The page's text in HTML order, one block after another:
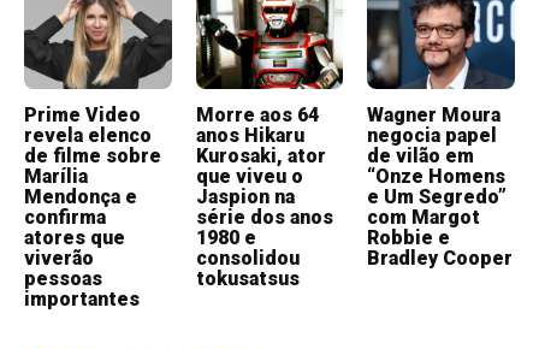
Prime Video
revela elenco
de filme sobre
Marília
Mendonça e
confirma
atores que
viverão
pessoas
importantes
Morre aos 64
anos Hikaru
Kurosaki, ator
que viveu o
Jaspion na
série dos anos
1980 e
consolidou
tokusatsus
Wagner Moura
negocia papel
de vilão em
“Onze Homens
e Um Segredo”
com Margot
Robbie e
Bradley Cooper